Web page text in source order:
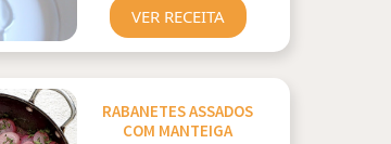
VER RECEITA
RABANETES ASSADOS
COM MANTEIGA